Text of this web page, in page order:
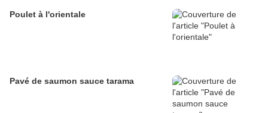
Poulet à l'orientale
Pavé de saumon sauce tarama